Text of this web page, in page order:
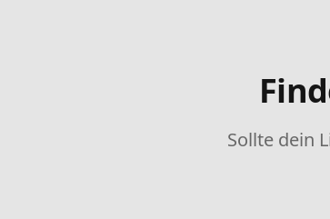
Sollte dein